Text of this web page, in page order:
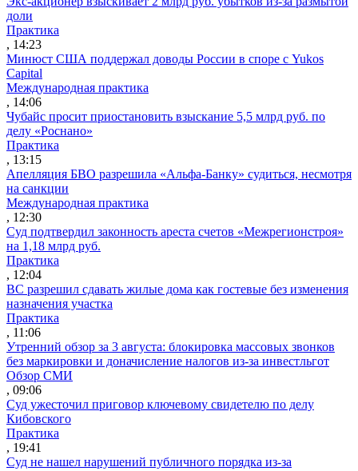
доли
Практика
, 14:23
Минюст США поддержал доводы России в споре с Yukos
Capital
Международная практика
, 14:06
Чубайс просит приостановить взыскание 5,5 млрд руб. по
делу «Роснано»
Практика
, 13:15
Апелляция БВО разрешила «Альфа-Банку» судиться, несмотря
на санкции
Международная практика
, 12:30
Суд подтвердил законность ареста счетов «Межрегионстроя»
на 1,18 млрд руб.
Практика
, 12:04
ВС разрешил сдавать жилые дома как гостевые без изменения
назначения участка
Практика
, 11:06
Утренний обзор за 3 августа: блокировка массовых звонков
без маркировки и доначисление налогов из-за инвестльгот
Обзор СМИ
, 09:06
Суд ужесточил приговор ключевому свидетелю по делу
Кибовского
Практика
, 19:41
Суд не нашел нарушений публичного порядка из-за